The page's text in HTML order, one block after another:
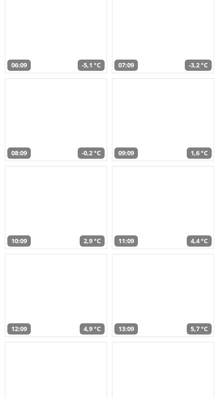
06:09 -5,1 °C 07:09 -3,2 °C
08:09 -0,2 °C 09:09 1,6 °C
10:09 2,9 °C 11:09 4,4 °C
12:09 4,9 °C 13:09 5,7 °C